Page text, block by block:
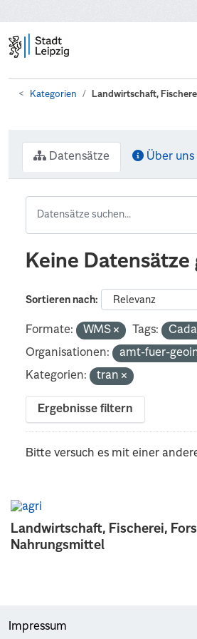
Kategorien Landwirtschaft,
Landwirtschaft, Fischerei,
Nahrungsmittel
Datensätze Über uns
Keine Datensätze
Sortieren nach
Formate: WMS Tags:
Organisationen:
amt-fuer-
Kategorien:
tran
Ergebnisse filtern
Bitte versuch es mit einer
Impressum